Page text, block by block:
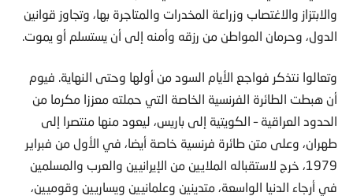
والابتزاز والاغتصاب وزراعة المخدرات والمتاجرة بها، وتجاوز قوانين
الدول، وحرمان المواطن من رزقه وأمنه إلى أن يستسلم أو يموت.
وتعالوا نتذكر فواجع الأيام السود من أولها وحتى النهاية. فيوم
أن هبطت الطائرة الفرنسية الخاصة التي حملته معززا مكرما من
الحدود العراقية – الكويتية إلى باريس، ليعود منها منتصرا إلى
طهران، وعلى متن طائرة فرنسية خاصة أيضا، في الأول من فبراير
1979، خرج لاستقباله الملايين من الإيرانيين والعرب والمسلمين
في أرجاء الدنيا الواسعة، متدينين وعلمانيين ويساريين وقوميين،